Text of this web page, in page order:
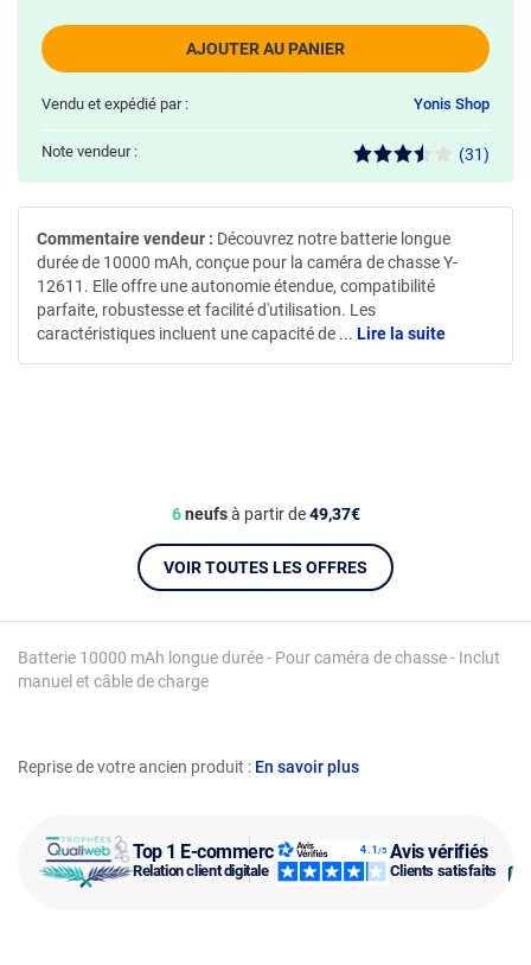
Top 1 E-commerce
Relation client digitale
Avis vérifiés
Clients satisfaits
Reprise de votre ancien produit : En savoir plus
Batterie 10000 mAh longue durée - Pour caméra de chasse - Inclut
manuel et câble de charge
AJOUTER AU PANIER
Vendu et expédié par : Yonis Shop
Note vendeur : (31)
6neufsà partir de49,37€
VOIR TOUTES LES OFFRES
Commentaire vendeur : Découvrez notre batterie longue
durée de 10000 mAh, conçue pour la caméra de chasse Y-
12611. Elle offre une autonomie étendue, compatibilité
parfaite, robustesse et facilité d'utilisation. Les
caractéristiques incluent une capacité de ... Lire la suite